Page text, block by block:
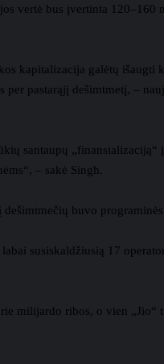
vertė bus įvertinta
kapitalizacija galėtų išaugti
pastarąjį dešimtmetį, –
santaupų
– sakė Singh.
buvo
susiskaldžiusią 17
milijardo ribos, o vien